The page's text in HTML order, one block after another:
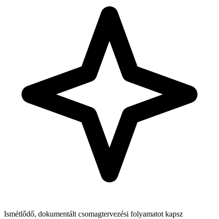
Ismétlődő, dokumentált csomagtervezési folyamatot kapsz